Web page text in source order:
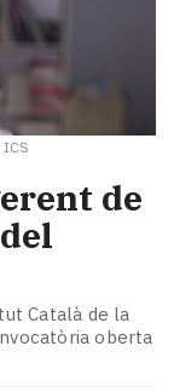
ICS
de
Català de la
oberta